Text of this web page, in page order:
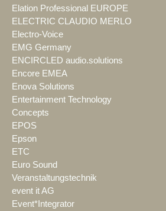
Elation Professional EUROPE
ELECTRIC CLAUDIO MERLO
Electro-Voice
EMG Germany
ENCIRCLED audio.solutions
Encore EMEA
Enova Solutions
Entertainment Technology
Concepts
EPOS
Epson
ETC
Euro Sound
Veranstaltungstechnik
event it AG
Event*Integrator